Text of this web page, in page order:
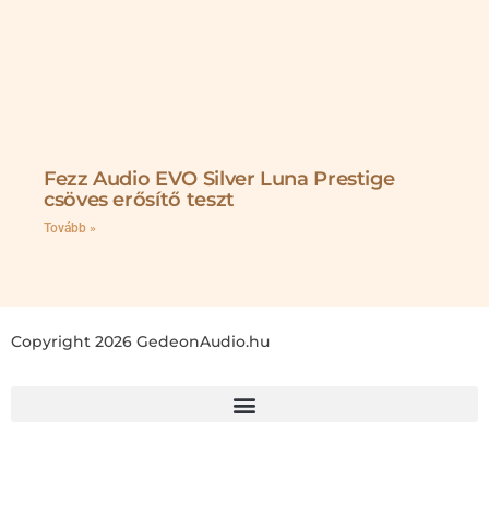
Fezz Audio EVO Silver Luna Prestige
csöves erősítő teszt
Tovább »
Copyright 2026 GedeonAudio.hu